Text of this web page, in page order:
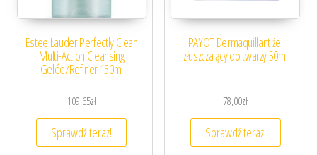
Estee Lauder Perfectly Clean
Multi-Action Cleansing
Gelée/Refiner 150ml
109,65zł
Sprawdź teraz!
PAYOT Dermaquillant żel
złuszczający do twarzy 50ml
78,00zł
Sprawdź teraz!